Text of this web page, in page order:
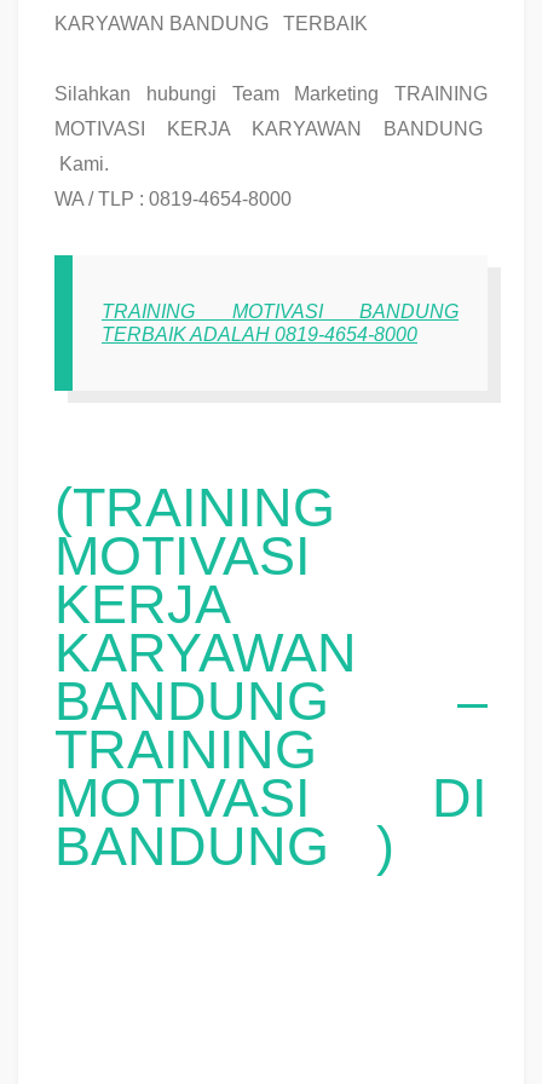
KARYAWAN BANDUNG TERBAIK
Silahkan hubungi Team Marketing TRAINING
MOTIVASI KERJA KARYAWAN BANDUNG
Kami.
WA / TLP : 0819-4654-8000
TRAINING MOTIVASI BANDUNG
TERBAIK ADALAH 0819-4654-8000
(TRAINING
MOTIVASI
KERJA
KARYAWAN
BANDUNG –
TRAINING
MOTIVASI DI
BANDUNG )